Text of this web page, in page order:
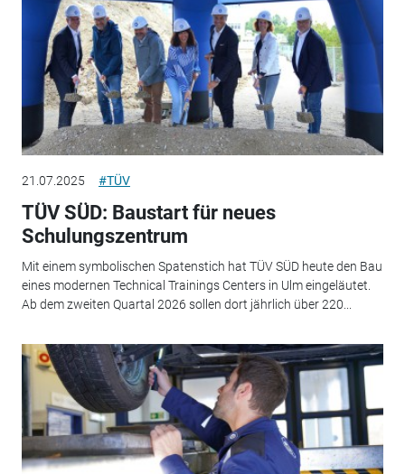
21.07.2025 #TÜV
TÜV SÜD: Baustart für neues
Schulungszentrum
Mit einem symbolischen Spatenstich hat TÜV SÜD heute den Bau
eines modernen Technical Trainings Centers in Ulm eingeläutet.
Ab dem zweiten Quartal 2026 sollen dort jährlich über 220...